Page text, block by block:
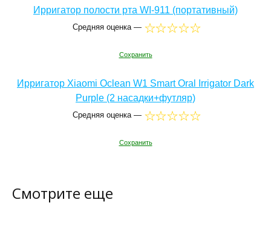
Ирригатор полости рта WI-911 (портативный)
Средняя оценка —
Сохранить
Ирригатор Xiaomi Oclean W1 Smart Oral Irrigator Dark
Purple (2 насадки+футляр)
Средняя оценка —
Сохранить
Смотрите еще